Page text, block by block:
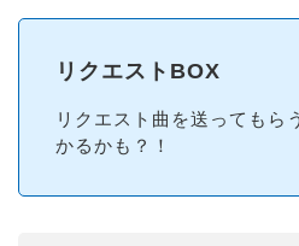
リクエストBOX
リクエスト曲を送ってもら
かるかも？！